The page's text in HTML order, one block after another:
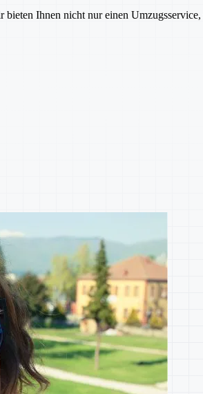
Ihnen nicht nur einen